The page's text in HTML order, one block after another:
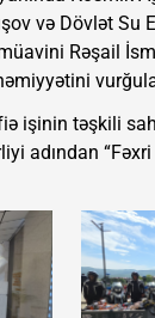
və Dövlət Su
Rəşail
işinin təşkili
adından